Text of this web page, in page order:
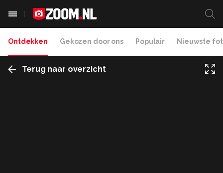
Ontdekken Gekozen door ons Populair Nieuwste
Terug naar overzicht